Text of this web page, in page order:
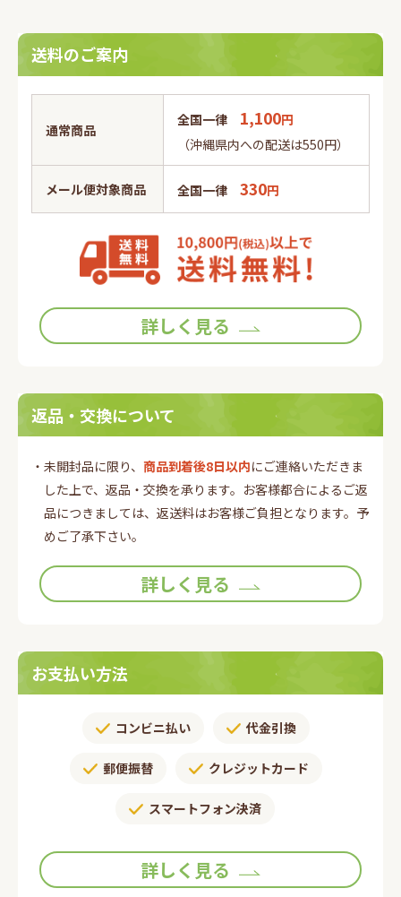
送料のご案内
通常商品
全国一律 1,100円
（沖縄県内への配送は550円）
メール便対象商品 全国一律 330円
詳しく見る
返品・交換について
・未開封品に限り、 商品到着後8日以内にご連絡いただきま
した上で、返品・交換を承ります。お客様都合によるご返
品につきましては、返送料はお客様ご負担となります。予
めご了承下さい。
詳しく見る
お支払い方法
コンビニ払い 代金引換
郵便振替​ クレジットカード
スマートフォン決済
詳しく見る